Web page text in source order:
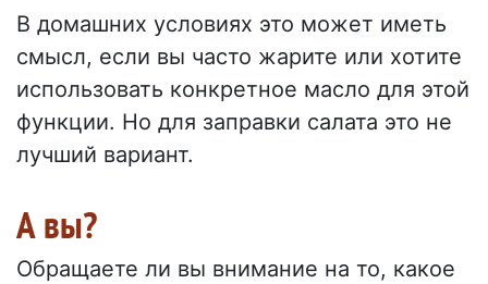
В домашних условиях это может иметь
смысл, если вы часто жарите или хотите
использовать конкретное масло для этой
функции. Но для заправки салата это не
лучший вариант.
А вы?
Обращаете ли вы внимание на то, какое